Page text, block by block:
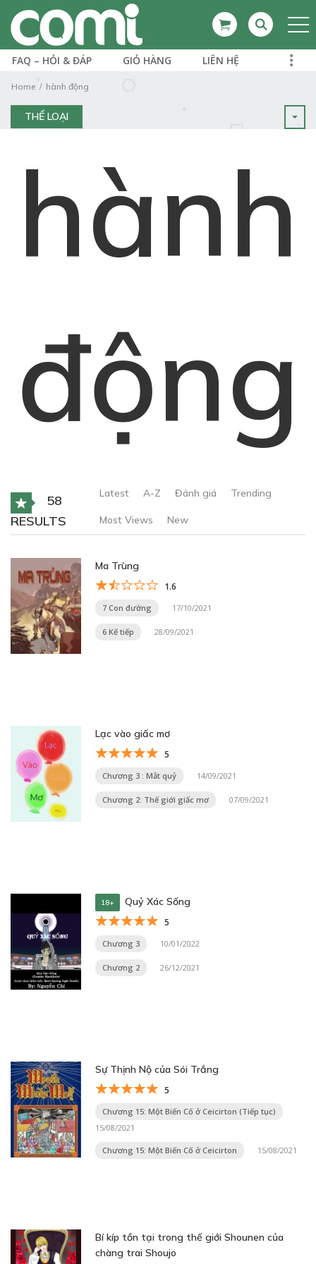
FAQ – HỎI & ĐÁP GIỎ HÀNG LIÊN HỆ
Home hành động
THỂ LOẠI
hành
động
58
RESULTS
Latest A-Z Đánh giá Trending
Most Views New
Ma Trùng
1.6
7 Con đường 17/10/2021
6 Kế tiếp 28/09/2021
Lạc vào giấc mơ
5
Chương 3 : Mắt quỷ 14/09/2021
Chương 2: Thế giới giấc mơ 07/09/2021
18+ Quỷ Xác Sống
5
Chương 3 10/01/2022
Chương 2 26/12/2021
Sự Thịnh Nộ của Sói Trắng
5
Chương 15: Một Biến Cố ở Ceicirton (Tiếp tục)
15/08/2021
Chương 15: Một Biến Cố ở Ceicirton 15/08/2021
Bí kíp tồn tại trong thế giới Shounen của
chàng trai Shoujo